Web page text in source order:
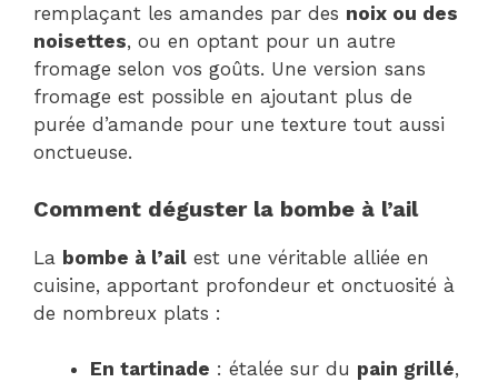
remplaçant les amandes par des noix ou des
noisettes, ou en optant pour un autre
fromage selon vos goûts. Une version sans
fromage est possible en ajoutant plus de
purée d’amande pour une texture tout aussi
onctueuse.
Comment déguster la bombe à l’ail
La bombe à l’ail est une véritable alliée en
cuisine, apportant profondeur et onctuosité à
de nombreux plats :
En tartinade : étalée sur du pain grillé,